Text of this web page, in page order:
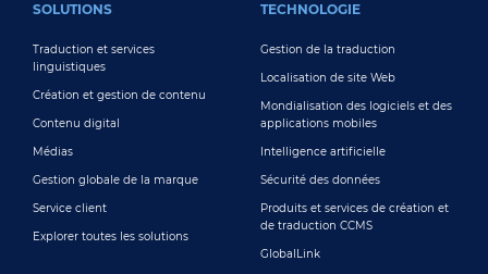
SOLUTIONS
Traduction et services
linguistiques
Création et gestion de contenu
Contenu digital
Médias
Gestion globale de la marque
Service client
Explorer toutes les solutions
TECHNOLOGIE
Gestion de la traduction
Localisation de site Web
Mondialisation des logiciels et des
applications mobiles
Intelligence artificielle
Sécurité des données
Produits et services de création et
de traduction CCMS
GlobalLink